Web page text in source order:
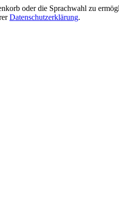
oder die Sprachwahl zu
Datenschutzerklärung.